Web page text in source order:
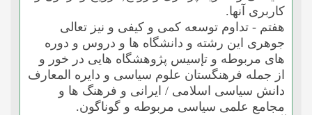
کاربرى آنها.
هفتم - تداوم توسعه کمى و کیفى و نیز تعالى
جوهرى این رشته و دانشگاه ها و دروس و دوره
هاى مربوطه و تإسیس پژوهشگاه هایى در خور و
از جمله فرهنگستان علوم سیاسى و دایره المعارف
دانش سیاسى اسلامى / ایرانى و فرهنگ ها و
مجامع علمى سیاسى مربوطه و گوناگون.